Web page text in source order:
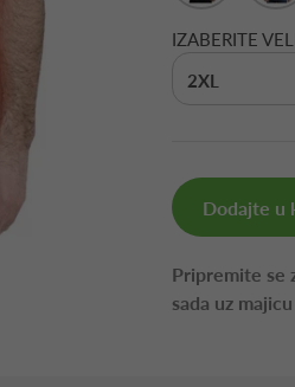
IZABERITE
2XL
Dodajte u
Pripremite se
sada uz